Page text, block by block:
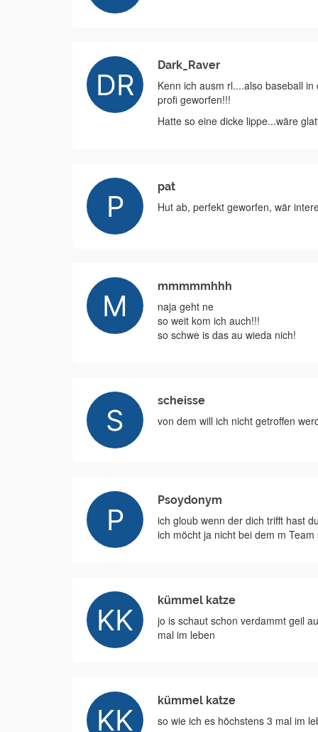
Dark_Raver
Kenn ich ausm rl....also baseball
profi geworfen!!!
Hatte so eine dicke lippe...wäre
pat
Hut ab, perfekt geworfen, wär
mmmmmhhh
naja geht ne
so weit kom ich auch!!!
so schwe is das au wieda nich!
scheisse
von dem will ich nicht getroffen
Psoydonym
ich gloub wenn der dich trifft hast
ich möcht ja nicht bei dem m
kümmel katze
jo is schaut schon verdammt geil
mal im leben
kümmel katze
so wie ich es höchstens 3 mal im